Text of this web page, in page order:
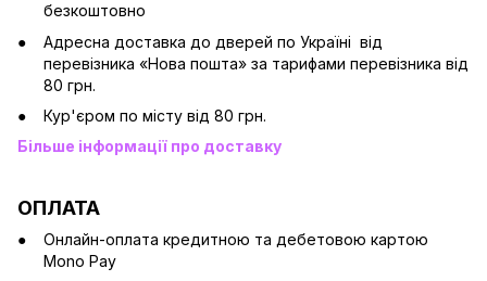
безкоштовно
Адресна доставка до дверей по Україні від
перевізника «Нова пошта» за тарифами перевізника від
80 грн.
Кур'єром по місту від 80 грн.
Більше інформації про доставку
ОПЛАТА
Онлайн-оплата кредитною та дебетовою картою
Mono Pay